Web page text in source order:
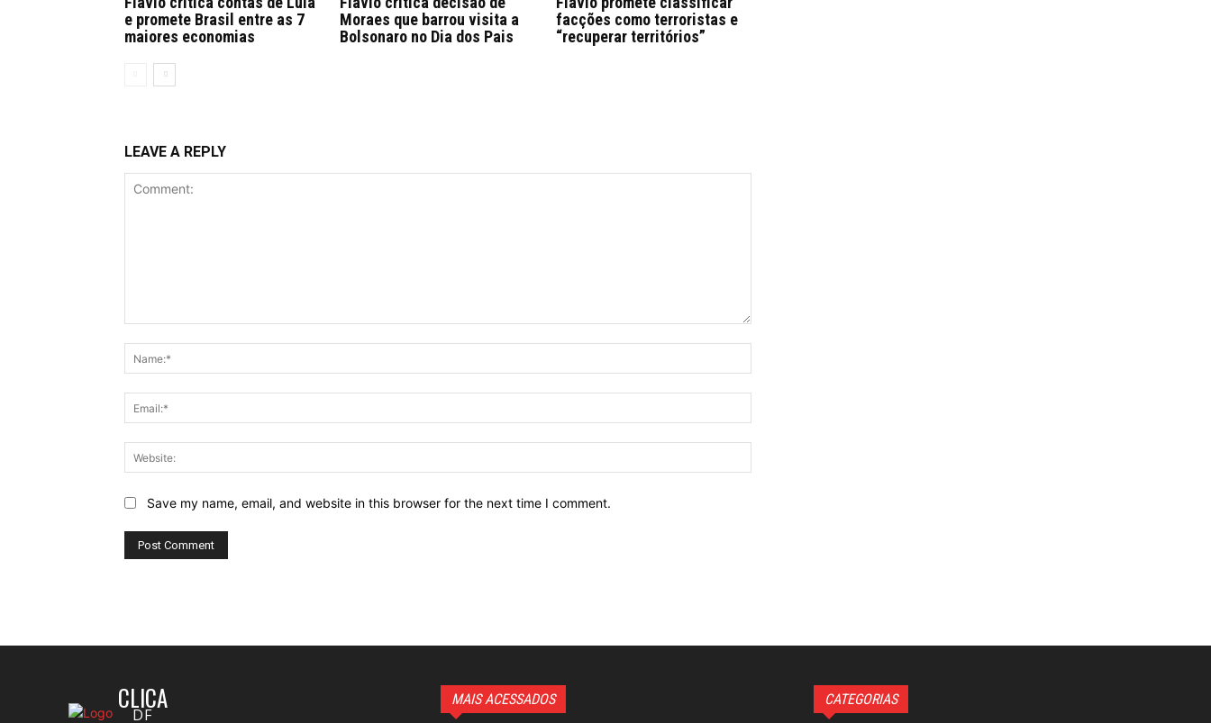
e promete Brasil entre as 7
maiores economias
Moraes que barrou visita a
Bolsonaro no Dia dos Pais
facções como terroristas e
“recuperar territórios”
LEAVE A REPLY
Save my name, email, and website in this browser for the next time I comment.
CLICA
DF
MAIS ACESSADOS CATEGORIAS